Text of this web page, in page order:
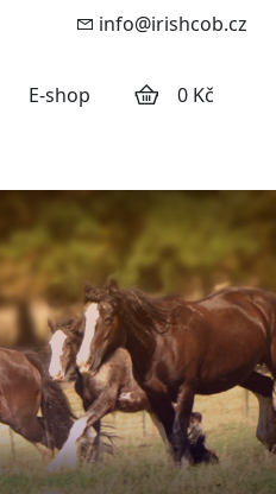
info@irishcob.cz
E-shop 0 Kč